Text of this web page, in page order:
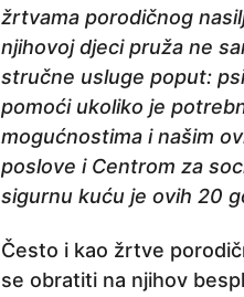
žrtvama porodičnog
njihovoj djeci pruža ne
stručne usluge poput:
pomoći ukoliko je
mogućnostima i našim
poslove i Centrom za
sigurnu kuću je ovih 20
Često i kao žrtve
se obratiti na njihov